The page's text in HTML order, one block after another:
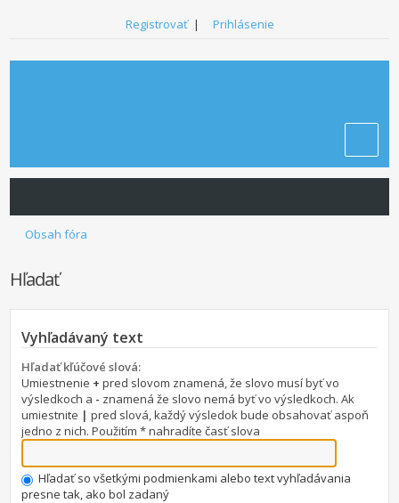
Registrovať| Prihlásenie
Obsah fóra
Hľadať
Vyhľadávaný text
Hľadať kľúčové slová:
Umiestnenie + pred slovom znamená, že slovo musí byť vo
výsledkoch a - znamená že slovo nemá byť vo výsledkoch. Ak
umiestnite | pred slová, každý výsledok bude obsahovať aspoň
jedno z nich. Použitím * nahradíte časť slova
Hľadať so všetkými podmienkami alebo text vyhľadávania
presne tak, ako bol zadaný